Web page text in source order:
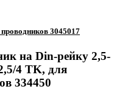
3045017
на Din-рейку 2,5-
4 TK, для
334450